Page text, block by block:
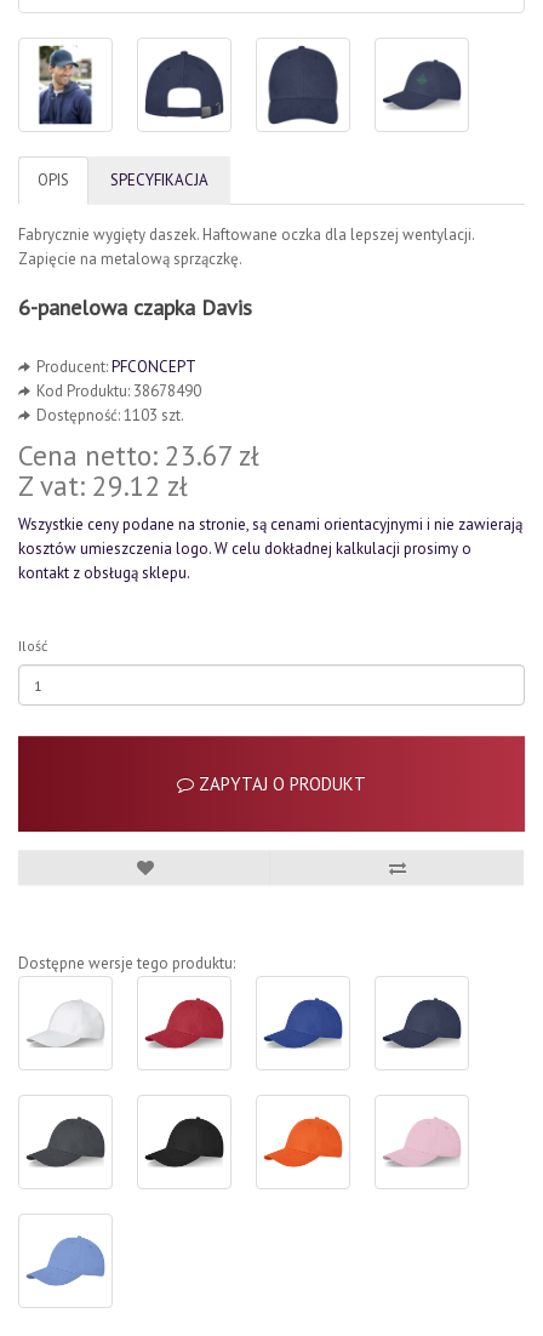
OPIS SPECYFIKACJA
Fabrycznie wygięty daszek. Haftowane oczka dla lepszej wentylacji.
Zapięcie na metalową sprzączkę.
6-panelowa czapka Davis
Producent:PFCONCEPT
Kod Produktu: 38678490
Dostępność: 1103 szt.
Cena netto: 23.67 zł
Z vat: 29.12 zł
Wszystkie ceny podane na stronie, są cenami orientacyjnymi i nie zawierają
kosztów umieszczenia logo. W celu dokładnej kalkulacji prosimy o
kontakt z obsługą sklepu.
Ilość
ZAPYTAJ O PRODUKT
Dostępne wersje tego produktu: